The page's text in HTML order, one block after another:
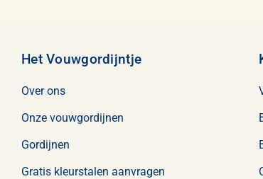
Het Vouwgordijntje
Over ons
Onze vouwgordijnen
Gordijnen
Gratis kleurstalen aanvragen